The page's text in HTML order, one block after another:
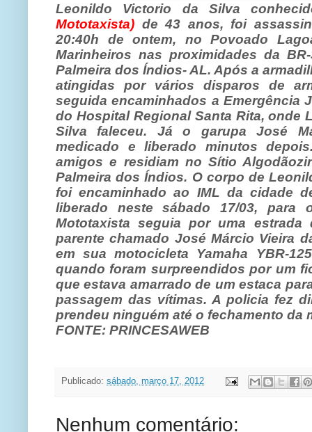
Leonildo Victorio da Silva
Mototaxista) de 43 anos, foi
20:40h de ontem, no Povoado
Marinheiros nas proximidades da
Palmeira dos Índios- AL. Após a
atingidas por vários disparos de
seguida encaminhados a Emergência
do Hospital Regional Santa Rita, onde
Silva faleceu. Já o garupa José
medicado e liberado minutos
amigos e residiam no Sítio
Palmeira dos Índios. O corpo de
foi encaminhado ao IML da cidade
liberado neste sábado 17/03, para
Mototaxista seguia por uma
parente chamado José Márcio Vieira
em sua motocicleta Yamaha YBR-
quando foram surpreendidos por um
que estava amarrado de um estaca
passagem das vítimas. A policia fez
prendeu ninguém até o fechamento da
FONTE: PRINCESAWEB
Publicado: sábado, março 17, 2012
Nenhum comentário: